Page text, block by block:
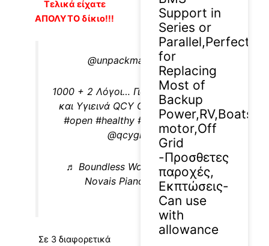
Τελικά είχατε
ΑΠΟΛΥΤΟ δίκιο!!!
@unpackman.review
1000 + 2 Λόγοι… Για τα πανέμορφα
και Υγιεινά QCY C50…#earrings
#open #healthy #foryourepage
@qcyglobal
♬ Boundless Worship – Josué
Novais Piano Worship
Σε 3 διαφορετικά
Support in
Series or
Parallel,Perfect
for
Replacing
Most of
Backup
motor,Off
Grid
-Προσθετες
παροχές,
Εκπτώσεις-
Can use
with
allowance